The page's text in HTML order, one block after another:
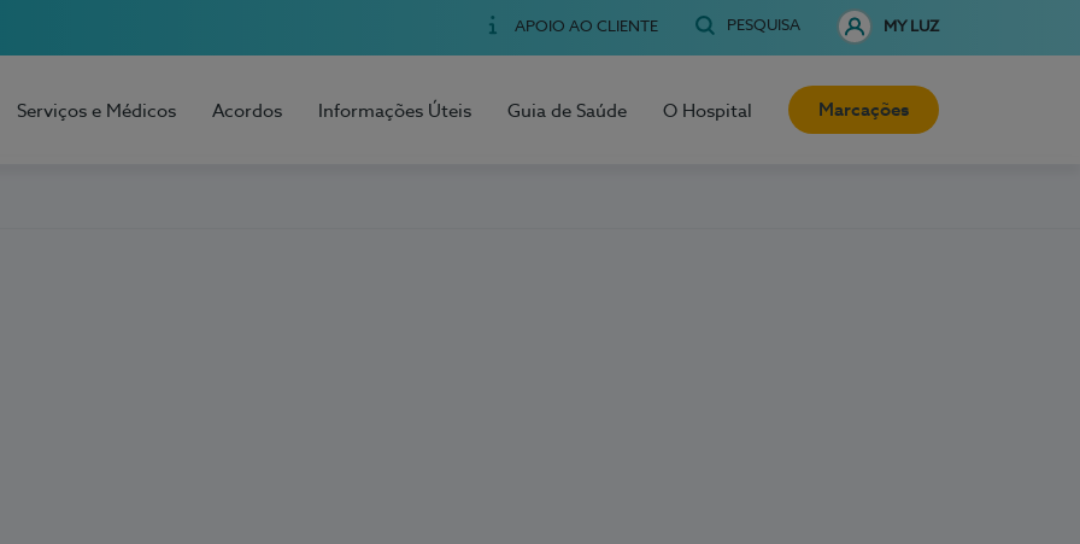
APOIO AO CLIENTE PESQUISA MY LUZ
Serviços e Médicos Acordos Informações Úteis Guia de Saúde O Hospital Marcações